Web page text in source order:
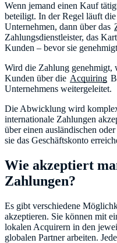
Wenn jemand einen Kauf
beteiligt. In der Regel läuft
Unternehmen, dann über das
Zahlungsdienstleister, das
Kunden – bevor sie
Wird die Zahlung genehmigt,
Kunden über die Acquiring
Unternehmens weitergeleitet.
Die Abwicklung wird
internationale Zahlungen
über einen ausländischen
sie das Geschäftskonto
Wie akzeptiert
Zahlungen?
Es gibt verschiedene
akzeptieren. Sie können mit
lokalen Acquirern in den
globalen Partner arbeiten.